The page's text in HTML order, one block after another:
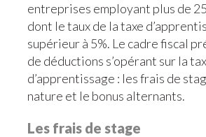
entreprises employant plus de
dont le taux de la taxe
supérieur à 5%. Le cadre fiscal
de déductions s’opérant sur la
d’apprentissage : les frais de
nature et le bonus alternants.
Les frais de stage